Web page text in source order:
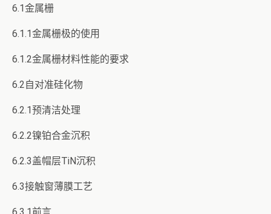
6.1金属栅
6.1.1金属栅极的使用
6.1.2金属栅材料性能的要求
6.2自对准硅化物
6.2.1预清洁处理
6.2.2镍铂合金沉积
6.2.3盖帽层TiN沉积
6.3接触窗薄膜工艺